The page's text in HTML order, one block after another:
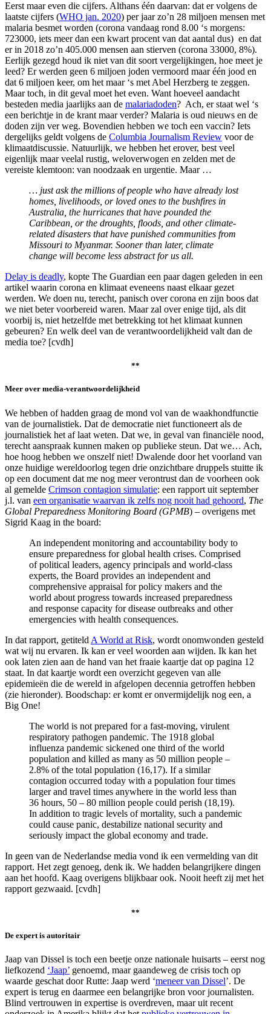
Eerst maar even die cijfers. Althans één daarvan: dat er volgens de
laatste cijfers (WHO jan. 2020) per jaar zo’n 28 miljoen mensen met
malaria besmet worden (corona vandaag rond 8.00 ‘s morgens:
723000, iets meer dan een kwart procent van dat aantal dus) en dat
er in 2018 zo’n 405.000 mensen aan stierven (corona 33000, 8%).
Eerlijk gezegd houd ik niet van dit soort vergelijkingen, hoe meet je
leed? Er werden geen 6 miljoen joden vermoord maar één jood en
dat 6 miljoen keer, om het maar ‘s met Abel Herzberg te zeggen.
Maar toch, in dit geval moet het even. Want hoeveel aandacht
besteden media jaarlijks aan de malariadoden? Ach, er staat wel ‘s
een berichtje in de krant maar verder? Malaria is oud nieuws en de
doden zijn ver weg. Bovendien hebben we toch een vaccin? Iets
dergelijks geldt volgens de Columbia Journalism Review voor de
klimaatdiscussie. Natuurlijk, we hebben het erover, best veel
eigenlijk maar veelal rustig, weloverwogen en zelden met de
vereiste klemtoon: van noodzaak en urgentie. Maar …
… just ask the millions of people who have already lost
homes, livelihoods, or loved ones to the bushfires in
Australia, the hurricanes that have pounded the
Caribbean, or the droughts, floods, and other climate-
related disasters that have punished communities from
Missouri to Myanmar. Sooner than later, climate
change will become less abstract for us all.
Delay is deadly, kopte The Guardian een paar dagen geleden in een
artikel waarin corona en klimaat eveneens naast elkaar gezet
werden. We doen nu, terecht, panisch over corona en zijn boos dat
we niet beter voorbereid waren. Maar zal over enige tijd, als dit
voorbij is, niet hetzelfde met betrekking tot het klimaat kunnen
gebeuren? En welk deel van de verantwoordelijkheid valt dan de
media toe? [cvdh]
**
Meer over media-verantwoordelijkheid
We hebben of hadden graag de mond vol van de waakhondfunctie
van de journalistiek. Dat de democratie niet functioneert als de
journalistiek het af laat weten. Dat we, in geval van financiële nood,
terecht aanspraak kunnen maken op publieke steun. Dat we… Ach,
hoe hoog hebben we onszelf niet! Dwalende door het voorland van
onze huidige wereldoorlog tegen drie onzichtbare druppels stuitte ik
op een document dat me nog meer verontrust dan de voorheen ook
al gemelde Crimson contagion simulatie: een rapport uit september
j.l. van een organisatie waarvan ik zelfs nog nooit had gehoord, The
Global Preparedness Monitoring Board (GPMB) – overigens met
Sigrid Kaag in the board:
An independent monitoring and accountability body to
ensure preparedness for global health crises. Comprised
of political leaders, agency principals and world-class
experts, the Board provides an independent and
comprehensive appraisal for policy makers and the
world about progress towards increased preparedness
and response capacity for disease outbreaks and other
emergencies with health consequences.
In dat rapport, getiteld A World at Risk, wordt onomwonden gesteld
wat wij nu ervaren. Ik kan er veel woorden aan wijden. Ik kan het
ook laten zien aan de hand van het fraaie kaartje dat op pagina 12
staat. In dat kaartje wordt een overzicht gegeven van alle
epidemieën die de wereld in afgelopen decennia getroffen hebben
(zie hieronder). Boodschap: er komt er onvermijdelijk nog een, a
Big One!
The world is not prepared for a fast-moving, virulent
respiratory pathogen pandemic. The 1918 global
influenza pandemic sickened one third of the world
population and killed as many as 50 million people –
2.8% of the total population (16,17). If a similar
contagion occurred today with a population four times
larger and travel times anywhere in the world less than
36 hours, 50 – 80 million people could perish (18,19).
In addition to tragic levels of mortality, such a pandemic
could cause panic, destabilize national security and
seriously impact the global economy and trade.
In geen van de Nederlandse media vond ik een vermelding van dit
rapport. Het zegt genoeg, denk ik. We hadden belangrijkere dingen
aan het hoofd. Kaag overigens blijkbaar ook. Nooit heeft zij met het
rapport gezwaaid. [cvdh]
**
De expert is autoritair
Jaap van Dissel is toch een beetje onze nationale huisarts – eerst nog
liefkozend ‘Jaap’ genoemd, maar gaandeweg de crisis toch op
waarde geschat door Rutte: Jaap werd ‘meneer van Dissel’. De
expert is terug en daarmee een belangrijke bron voor journalisten.
Blind vertrouwen in expertise is overdreven, maar uit recent